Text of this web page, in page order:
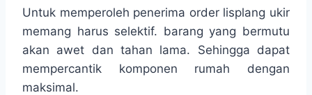
Untuk memperoleh penerima order lisplang ukir
memang harus selektif. barang yang bermutu
akan awet dan tahan lama. Sehingga dapat
mempercantik komponen rumah dengan
maksimal.